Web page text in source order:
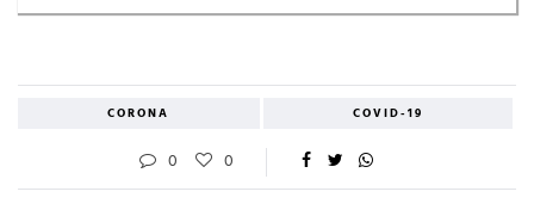
CORONA COVID-19
0 0